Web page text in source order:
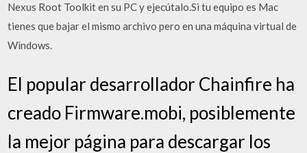
Nexus Root Toolkit en su PC y ejecútalo.Si tu equipo es Mac
tienes que bajar el mismo archivo pero en una máquina virtual de
Windows.
El popular desarrollador Chainfire ha
creado Firmware.mobi, posiblemente
la mejor página para descargar los